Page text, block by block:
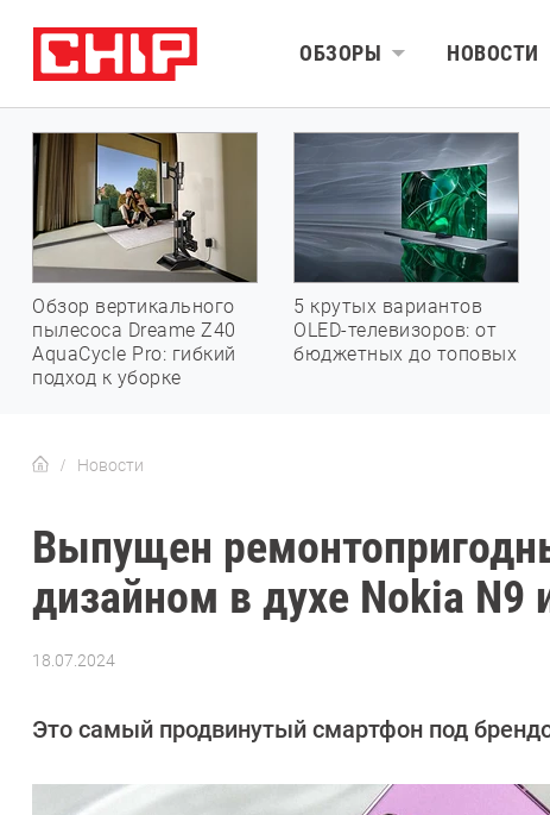
ОБЗОРЫ НОВОСТИ
Обзор вертикального
пылесоса Dreame Z40
AquaCycle Pro: гибкий
подход к уборке
5 крутых вариантов
OLED-телевизоров: от
бюджетных до топовых
Новости
Выпущен
дизайном в духе Nokia
18.07.2024
Калашников
Это самый продвинутый смартфон под